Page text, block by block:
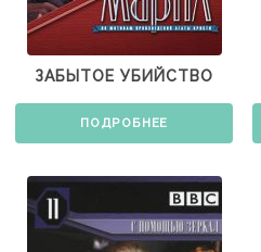
ЗАБЫТОЕ УБИЙСТВО
ПОДРОБНЕЕ